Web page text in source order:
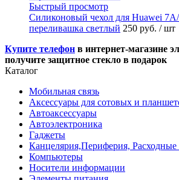
Быстрый просмотр
Силиконовый чехол для Huawei
переливашка светлый 250 руб. / шт
Купите телефон в интернет-магазине
получите защитное стекло в подарок
Каталог
Мобильная связь
Аксессуары для сотовых и
Автоаксессуары
Автоэлектроника
Гаджеты
Канцелярия,Периферия, Расходные
Компьютеры
Носители информации